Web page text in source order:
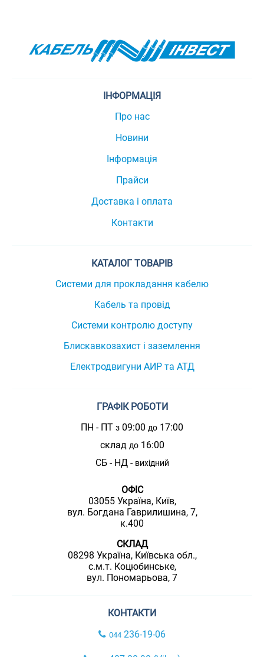
ІНФОРМАЦІЯ
Про нас
Новини
Інформація
Прайси
Доставка і оплата
Контакти
КАТАЛОГ ТОВАРІВ
Системи для прокладання кабелю
Кабель та провід
Системи контролю доступу
Блискавкозахист і заземлення
Електродвигуни АИР та АТД
ГРАФІК РОБОТИ
ПН - ПТ з 09:00 до 17:00
склад до16:00
СБ - НД - вихідний
ОФІС
03055 Україна, Київ,
вул. Богдана Гаврилишина, 7,
к.400
СКЛАД
08298 Україна, Київська обл.,
с.м.т. Коцюбинське,
вул. Пономарьова, 7
КОНТАКТИ
044 236-19-06